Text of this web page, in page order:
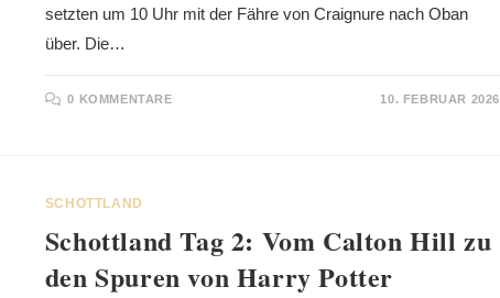
setzten um 10 Uhr mit der Fähre von Craignure nach Oban
über. Die…
0 KOMMENTARE 10. FEBRUAR 2026
SCHOTTLAND
Schottland Tag 2: Vom Calton Hill zu
den Spuren von Harry Potter